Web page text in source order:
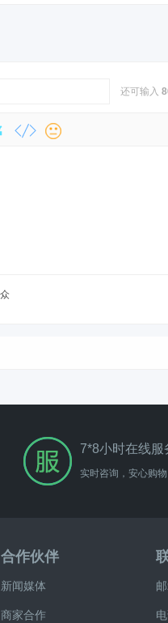
还可输入
7*8小时在线服
实时咨询，安心购物
合作伙伴
新闻媒体
商家合作